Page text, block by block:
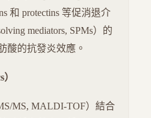
和 protectins 等促消退介
mediators, SPMs）的
酸的抗發炎效應。
MS, MALDI-TOF）結合